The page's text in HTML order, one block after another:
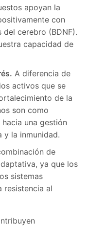
apoyan la
con
cerebro (BDNF).
capacidad de
A diferencia de
activos que se
de la
son como
una gestión
y la inmunidad.
de
ya que los
sistemas
resistencia al